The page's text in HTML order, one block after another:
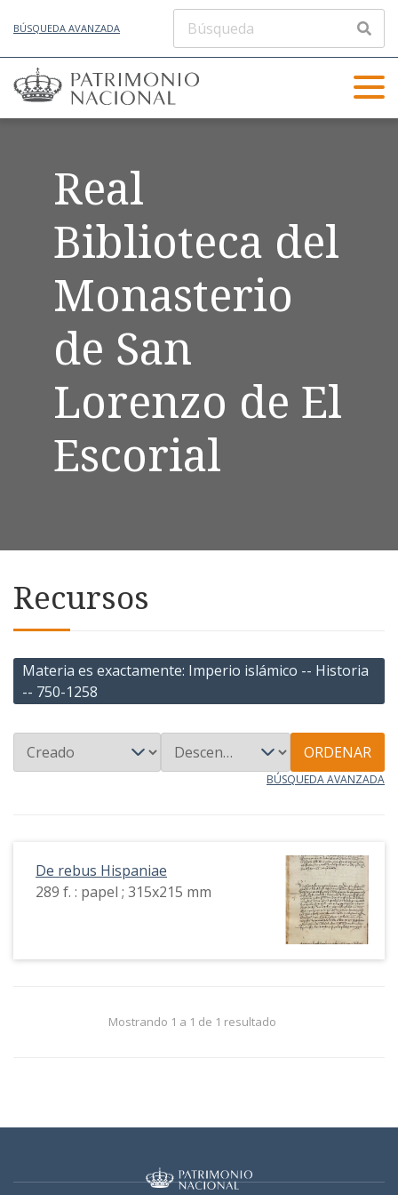
BÚSQUEDA AVANZADA
Real
Biblioteca del
Monasterio
de San
Lorenzo de El
Escorial
Recursos
Materia es exactamente Imperio islámico -- Historia
-- 750-1258
ORDENAR
BÚSQUEDA AVANZADA
De rebus Hispaniae
289 f. : papel ; 315x215 mm
Mostrando 1 a 1 de 1 resultado